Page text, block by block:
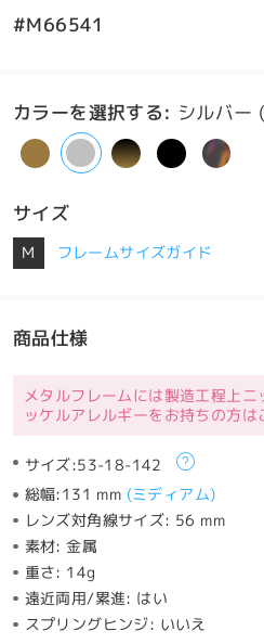
#M66541
カラーを選択する: シルバー
サイズ
M フレームサイズガイド
商品仕様
メタルフレームには製造工程上
ッケルアレルギーをお持ちの方は
サイズ:53-18-142
総幅:131 mm (ミディアム)
レンズ対角線サイズ: 56 mm
素材:金属
重さ: 14g
遠近両用/累進: はい
スプリングヒンジ: いいえ